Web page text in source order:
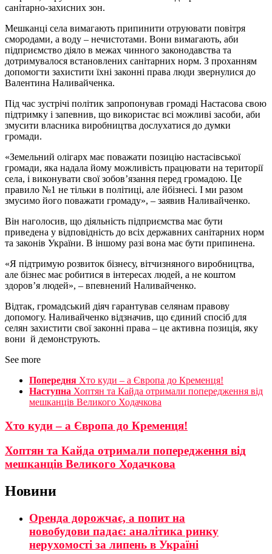
санітарно-захисних зон.
Мешканці села вимагають припинити отруювати повітря
смородами, а воду – нечистотами. Вони вимагають, аби
підприємство діяло в межах чинного законодавства та
дотримувалося встановлених санітарних норм. З проханням
допомогти захистити їхні законні права люди звернулися до
Валентина Наливайченка.
Під час зустрічі політик запропонував громаді Настасова свою
підтримку і запевнив, що використає всі можливі засоби, аби
змусити власника виробництва дослухатися до думки
громади.
«Земельний олігарх має поважати позицію настасівської
громади, яка надала йому можливість працювати на території
села, і виконувати свої зобов’язання перед громадою. Це
правило №1 не тільки в політиці, але йбізнесі. І ми разом
змусимо його поважати громаду», – заявив Наливайченко.
Він наголосив, що діяльність підприємства має бути
приведена у відповідність до всіх державних санітарних норм
та законів України. В іншому разі вона має бути припинена.
«Я підтримую розвиток бізнесу, вітчизняного виробництва,
але бізнес має робитися в інтересах людей, а не коштом
здоров’я людей», – впевнений Наливайченко.
Відтак, громадський діяч гарантував селянам правову
допомогу. Наливайченко відзначив, що єдиний спосіб для
селян захистити свої законні права – це активна позиція, яку
вони й демонструють.
See more
Попередня Хто куди – а Європа до Кременця!
Наступна Хоптян та Кайда отримали попередження від
мешканців Великого Ходачкова
Хто куди – а Європа до Кременця!
Хоптян та Кайда отримали попередження від
мешканців Великого Ходачкова
Новини
Оренда дорожчає, а попит на
новобудови падає: аналітика ринку
нерухомості за липень в Україні